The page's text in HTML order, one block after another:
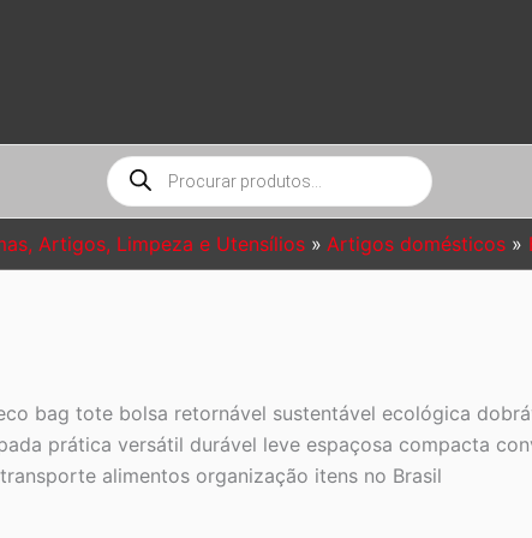
Pesquisar
produtos
Artigos, Limpeza e Utensílios Artigos domésticos
bag tote bolsa retornável sustentável ecológica
prática versátil durável leve espaçosa compacta
alimentos organização itens no Brasil